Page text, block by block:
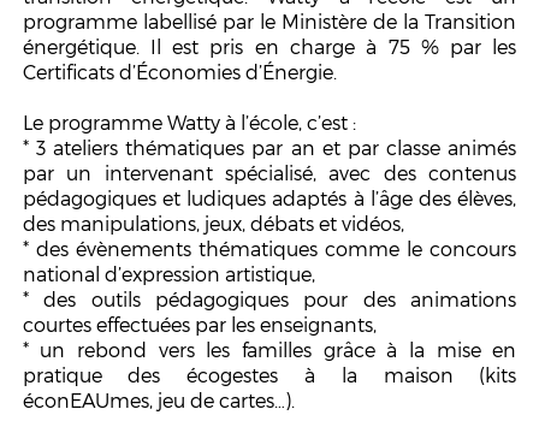
programme labellisé par le Ministère de la Transition
énergétique. Il est pris en charge à 75 % par les
Certificats d’Économies d’Énergie.
Le programme Watty à l’école, c’est :
* 3 ateliers thématiques par an et par classe animés
par un intervenant spécialisé, avec des contenus
pédagogiques et ludiques adaptés à l’âge des élèves,
des manipulations, jeux, débats et vidéos,
* des évènements thématiques comme le concours
national d’expression artistique,
* des outils pédagogiques pour des animations
courtes effectuées par les enseignants,
* un rebond vers les familles grâce à la mise en
pratique des écogestes à la maison (kits
éconEAUmes, jeu de cartes…).